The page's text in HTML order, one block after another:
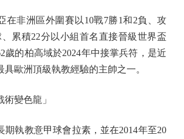
非洲區外圍賽以10戰7勝1和2負、攻
、累積22分以小組首名直接晉級世界盃
歲的柏高域於2024年中接掌兵符，是近
具歐洲頂級執教經驗的主帥之一。
變色龍」
執教意甲球會拉素，並在2014年至20